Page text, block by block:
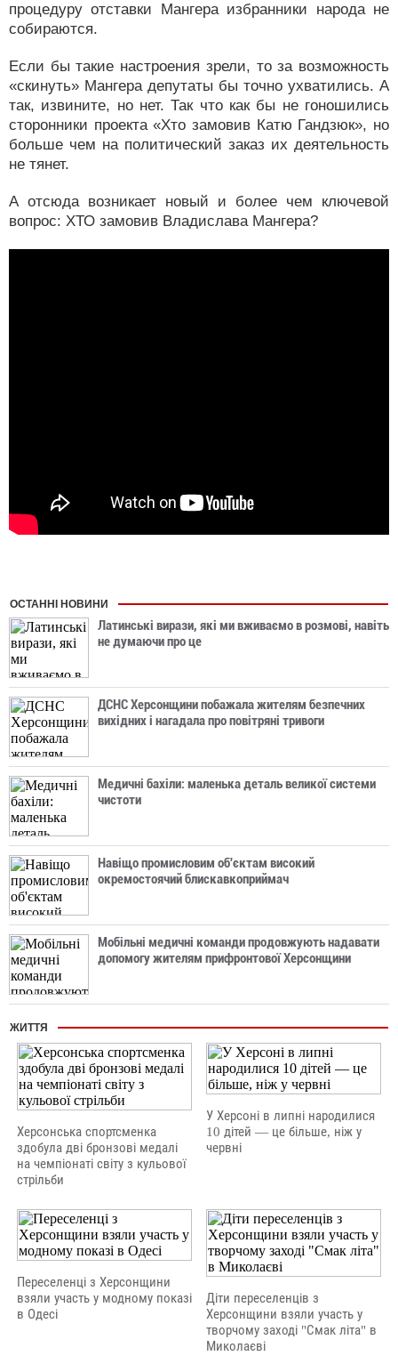
процедуру отставки Мангера избранники народа не
собираются.
Если бы такие настроения зрели, то за возможность
«скинуть» Мангера депутаты бы точно ухватились. А
так, извините, но нет. Так что как бы не гоношились
сторонники проекта «Хто замовив Катю Гандзюк», но
больше чем на политический заказ их деятельность
не тянет.
А отсюда возникает новый и более чем ключевой
вопрос: ХТО замовив Владислава Мангера?
ОСТАННІ НОВИНИ
Латинські вирази, які ми вживаємо в розмові, навіть
не думаючи про це
ДСНС Херсонщини побажала жителям безпечних
вихідних і нагадала про повітряні тривоги
Медичні бахіли: маленька деталь великої системи
чистоти
Навіщо промисловим об'єктам високий
окремостоячий блискавкоприймач
Мобільні медичні команди продовжують надавати
допомогу жителям прифронтової Херсонщини
ЖИТТЯ
Херсонська спортсменка
здобула дві бронзові медалі
на чемпіонаті світу з кульової
стрільби
У Херсоні в липні народилися
10 дітей — це більше, ніж у
червні
Переселенці з Херсонщини
взяли участь у модному показі
в Одесі
Діти переселенців з
Херсонщини взяли участь у
творчому заході "Смак літа" в
Миколаєві